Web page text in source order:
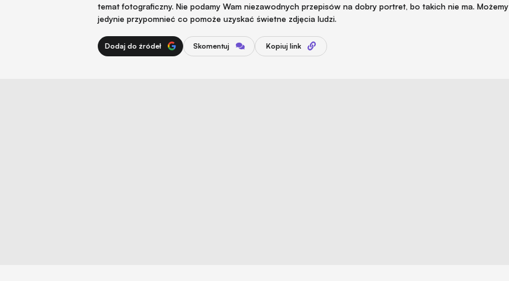
temat fotograficzny. Nie podamy Wam niezawodnych przepisów na dobry portret, bo takich nie ma. Możemy
jedynie przypomnieć co pomoże uzyskać świetne zdjęcia ludzi.
Dodaj do źródeł Skomentuj Kopiuj link